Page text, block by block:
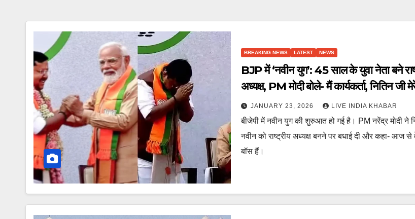
BREAKING NEWS LATEST NEWS
BJP में ‘नवीन युग’: 45 साल के युवा नेता बने
अध्यक्ष, PM मोदी बोले- मैं कार्यकर्ता, नितिन जी
बॉसJANUARY 23, 2026 LIVE INDIA KHABAR
बीजेपी में नवीन युग की शुरुआत हो गई है। PM नरेंद्र मोदी ने
नवीन को राष्ट्रीय अध्यक्ष बनने पर बधाई दी और कहा- आज से
बॉस हैं।